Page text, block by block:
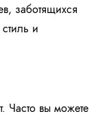
заботящихся
и
Часто вы можете